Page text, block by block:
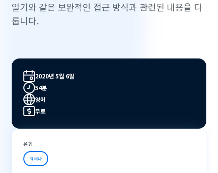
일기와 같은 보완적인 접근 방식과 관련된 내용을 다
룹니다.
2020년 5월 6일
54분
영어
무료
유형
웨비나